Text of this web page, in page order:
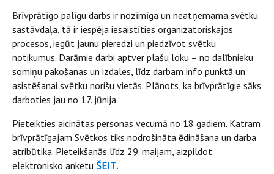
Brīvprātīgo palīgu darbs ir nozīmīga un neatņemama svētku
sastāvdaļa, tā ir iespēja iesaistīties organizatoriskajos
procesos, iegūt jaunu pieredzi un piedzīvot svētku
notikumus. Darāmie darbi aptver plašu loku – no dalībnieku
somiņu pakošanas un izdales, līdz darbam info punktā un
asistēšanai svētku norišu vietās. Plānots, ka brīvprātīgie sāks
darboties jau no 17. jūnija.
Pieteikties aicinātas personas vecumā no 18 gadiem. Katram
brīvprātīgajam Svētkos tiks nodrošināta ēdināšana un darba
atribūtika. Pieteikšanās līdz 29. maijam, aizpildot
elektronisko anketu ŠEIT.